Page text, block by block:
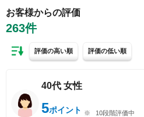
お客様からの評価
263件
評価の高い順 評価の低い順
40代 女性
5ポイント 10段階評価中